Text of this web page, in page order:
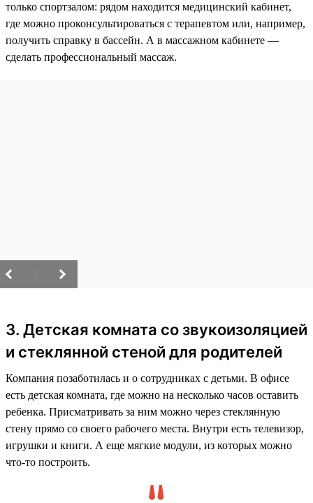
только спортзалом: рядом находится медицинский кабинет,
где можно проконсультироваться с терапевтом или, например,
получить справку в бассейн. А в массажном кабинете —
сделать профессиональный массаж.
3. Детская комната со звукоизоляцией
и стеклянной стеной для родителей
Компания позаботилась и о сотрудниках с детьми. В офисе
есть детская комната, где можно на несколько часов оставить
ребенка. Присматривать за ним можно через стеклянную
стену прямо со своего рабочего места. Внутри есть телевизор,
игрушки и книги. А еще мягкие модули, из которых можно
что-то построить.